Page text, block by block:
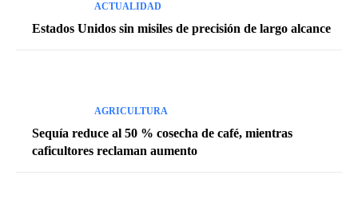
ACTUALIDAD
Estados Unidos sin misiles de precisión de largo alcance
AGRICULTURA
Sequía reduce al 50 % cosecha de café, mientras
caficultores reclaman aumento